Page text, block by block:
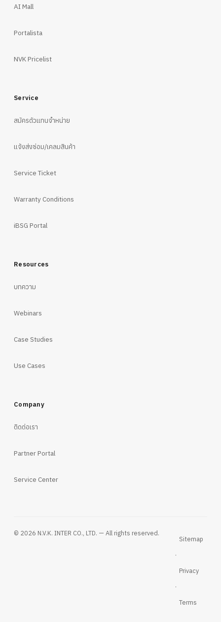
AI Mall
Portalista
NVK Pricelist
Service
สมัครตัวแทนจำหน่าย
แจ้งส่งซ่อม/เคลมสินค้า
Service Ticket
Warranty Conditions
iBSG Portal
Resources
บทความ
Webinars
Case Studies
Use Cases
Company
ติดต่อเรา
Partner Portal
Service Center
© 2026 N.V.K. INTER CO., LTD. — All rights reserved.
Sitemap
·
Privacy
·
Terms